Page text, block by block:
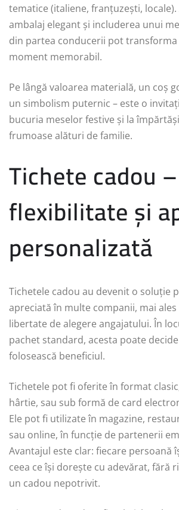
tematice (italiene, franțuzești,
ambalaj elegant și includerea unui
din partea conducerii pot
moment memorabil.
Pe lângă valoarea materială, un coș
un simbolism puternic – este o
bucuria meselor festive și la
frumoase alături de familie.
Tichete cadou –
flexibilitate și
personalizată
Tichetele cadou au devenit o soluție
apreciată în multe companii, mai
libertate de alegere angajatului. În
pachet standard, acesta poate
folosească beneficiul.
Tichetele pot fi oferite în format
hârtie, sau sub formă de card
Ele pot fi utilizate în magazine,
sau online, în funcție de partenerii
Avantajul este clar: fiecare persoană
ceea ce își dorește cu adevărat, fără
un cadou nepotrivit.